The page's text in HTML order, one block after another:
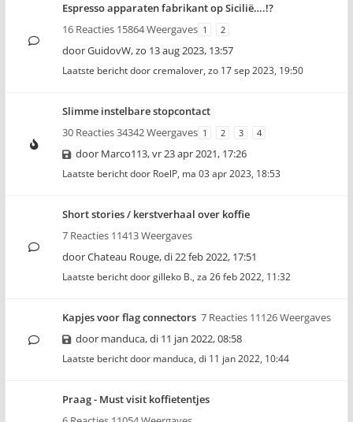
Espresso apparaten fabrikant op Sicilië….!?
16 Reacties 15864 Weergaves 1 2
doorGuidovW,zo 13 aug 2023, 13:57
Laatste bericht doorcremalover, zo 17 sep 2023, 19:50
Slimme instelbare stopcontact
30 Reacties 34342 Weergaves 1 2 3 4
door Marco113,vr 23 apr 2021, 17:26
Laatste bericht door RoelP, ma 03 apr 2023, 18:53
Short stories / kerstverhaal over koffie
7 Reacties 11413 Weergaves
doorChateau Rouge,di 22 feb 2022, 17:51
Laatste bericht doorgilleko B., za 26 feb 2022, 11:32
Kapjes voor flag connectors 7 Reacties 11126 Weergaves
door manduca,di 11 jan 2022, 08:58
Laatste bericht door manduca, di 11 jan 2022, 10:44
Praag - Must visit koffietentjes